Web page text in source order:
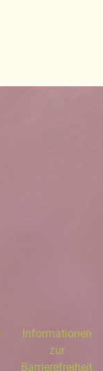
Informationen
zur
Barrierefreiheit